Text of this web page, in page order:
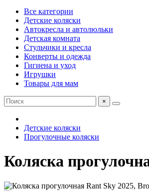
Все категории
Детские коляски
Автокресла и автолюльки
Детская комната
Стульчики и кресла
Конверты и одежда
Гигиена и уход
Игрушки
Товары для мам
×
Детские коляски
Прогулочные коляски
Коляска